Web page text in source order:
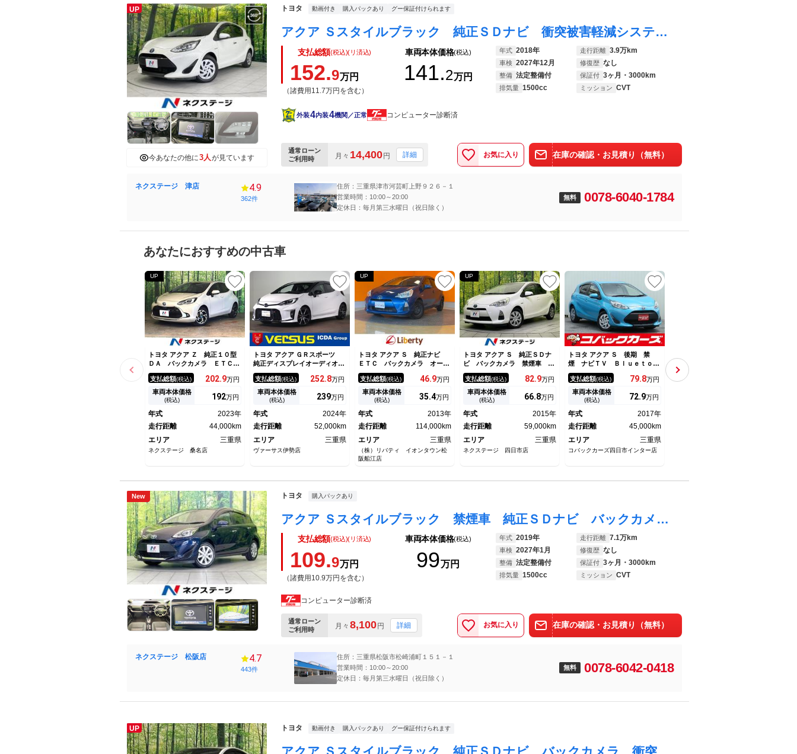
UP
今あなたの他に3人が見ています
トヨタ 動画付き 購入パックあり グー保証付けられます
アクア Ｓスタイルブラック 純正ＳＤナビ 衝突被害軽減システム バックカメラ 禁煙車 スマートキー オートハイビーム ＥＴＣ ドラレコ オートライト オートエアコン Ｂｌｕｅｔｏｏｔｈ ＣＤ ＤＶＤ再生 地デジ
支払総額(税込)(リ済込)
152.9万円
（諸費用11.7万円を含む）
車両本体価格(税込)
141.2万円
年式 2018年 走行距離 3.9万km
車検 2027年12月 修復歴 なし
整備 法定整備付 保証付 3ヶ月・3000km
排気量 1500cc ミッション CVT
外装4内装4機関／正常 コンピューター診断済
通常ローン
ご利用時
月々 14,400円 詳細 お気に入り 在庫の確認・お見積り（無料）
ネクステージ 津店 4.9
362件
住所：三重県津市河芸町上野９２６－１
営業時間：10:00～20:00
定休日：毎月第三水曜日（祝日除く）
無料 0078-6040-1784
あなたにおすすめの中古車
UP
トヨタ アクア Ｚ 純正１０型
ＤＡ バックカメラ ＥＴＣ
シートヒーター ステアリング
ヒーター パワーシート ＬＥ
Ｄヘッドライト トヨタセーフ
ティセンス レーダークルー
クリアランスソナー
支払総額(税込) 202.9万円
車両本体価格
(税込) 192万円
年式
2023年
走行距離
44,000km
エリア
三重県
ネクステージ 桑名店
トヨタ アクア ＧＲスポーツ
純正ディスプレイオーディオ／
ブルートゥース＆ＵＳＢ＆スマ
ホ連動／全方位モニター／ＥＴ
Ｃ２．０／ステアリング＆シー
トヒーター／ブラインドスポッ
ティセンス／純正アルミ／禁煙
車
支払総額(税込) 252.8万円
車両本体価格
(税込) 239万円
年式
2024年
走行距離
52,000km
エリア
三重県
ヴァーサス伊勢店
UP
トヨタ アクア Ｓ 純正ナビ
ＥＴＣ バックカメラ オート
ライト スマートキー アイド
リングストップ 電動格納ミラ
ー シートヒーター ＣＶＴ
衝突安全ボディ ＡＢＳ ＥＳ
ング パワーウィンドウ
支払総額(税込) 46.9万円
車両本体価格
(税込) 35.4万円
年式
2013年
走行距離
114,000km
エリア
三重県
（株）リバティ イオンタウン松
阪船江店
UP
トヨタ アクア Ｓ 純正ＳＤナ
ビ バックカメラ 禁煙車 オ
ートエアコン Ｂｌｕｅｔｏｏ
ｔｈ ＣＤ ＤＶＤ再生 トラ
クションコントロール 盗難防
止システム プライバシーガラ
ザー 電動格納ミラー
支払総額(税込) 82.9万円
車両本体価格
(税込) 66.8万円
年式
2015年
走行距離
59,000km
エリア
三重県
ネクステージ 四日市店
トヨタ アクア Ｓ 後期 禁
煙 ナビＴＶ Ｂｌｕｅｔｏｏ
ｔｈ バックカメラ ＥＴＣ
支払総額(税込) 79.8万円
車両本体価格
(税込) 72.9万円
年式
2017年
走行距離
45,000km
エリア
三重県
コバックカーズ四日市インター店
Ｂｌｕｅｔｏｏｔｈ ＴＶ Ｅ
ＴＣ バックカメラ クリアラ
ンスソナー オートクルーズコ
支払総額
New トヨタ 購入パックあり
アクア Ｓスタイルブラック 禁煙車 純正ＳＤナビ バックカメラ プリクラッシュセーフティ コーナーセンサー スマートキー ＬＥＤヘッド ビルトインＥＴＣ 純正１５インチアルミ オートハイビーム 車線逸脱警報 オートライト
支払総額(税込)(リ済込)
109.9万円
（諸費用10.9万円を含む）
車両本体価格(税込)
99万円
年式 2019年 走行距離 7.1万km
車検 2027年1月 修復歴 なし
整備 法定整備付 保証付 3ヶ月・3000km
排気量 1500cc ミッション CVT
コンピューター診断済
通常ローン
ご利用時
月々 8,100 円 詳細 お気に入り 在庫の確認・お見積り（無料）
ネクステージ 松阪店 4.7
443件
住所：三重県松阪市松崎浦町１５１－１
営業時間：10:00～20:00
定休日：毎月第三水曜日（祝日除く）
無料 0078-6042-0418
UP トヨタ 動画付き 購入パックあり グー保証付けられます